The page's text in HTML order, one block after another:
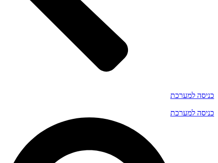
כניסה למערכת
כניסה למערכת